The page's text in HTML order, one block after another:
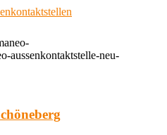
aussenkontaktstelle-neu-